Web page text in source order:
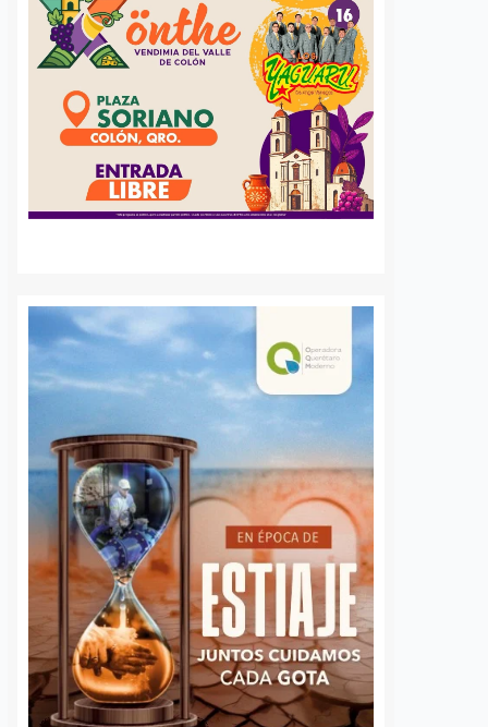
6 agosto, 2026
Beatriz,
los cuerpos de
de Ezequiel
de Montes,
a Querétaro en la
que México
Daniel Rico 6 agosto, 2026
La Fiscalía General del Estado de
Querétaro afirmó que agotará
todos los recursos legales para
mantener la medida cautelar de
prisión preventiva justificada en
contra del médico neurocirujano
acusado de…
Caen cuatro por
violento asalto a
farmacia en San Juan
del Río; rociaron un
“Las oficinas de
Gobierno no
mercado”;
niega espacios